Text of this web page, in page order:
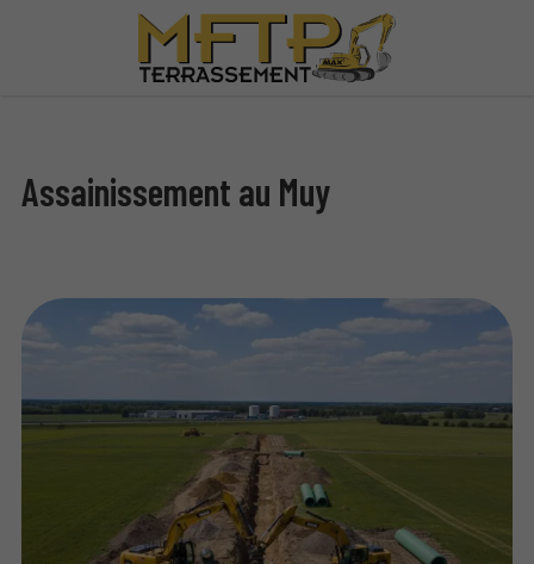
Assainissement au Muy